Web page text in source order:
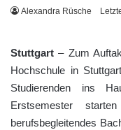
Alexandra Rüsche
Stuttgart – Zum
Hochschule in
Studierenden ins
Erstsemester
berufsbegleitendes